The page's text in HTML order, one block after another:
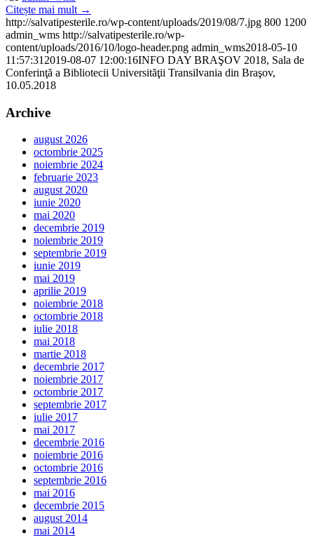
Citește mai mult →
http://salvatipesterile.ro/wp-content/uploads/2019/08/7.jpg 800 1200
admin_wms http://salvatipesterile.ro/wp-
content/uploads/2016/10/logo-header.png admin_wms2018-05-10
11:57:31 2019-08-07 12:00:16INFO DAY BRAŞOV 2018, Sala de
Conferinţă a Bibliotecii Universităţii Transilvania din Braşov,
10.05.2018
Archive
august 2026
octombrie 2025
noiembrie 2024
februarie 2023
august 2020
iunie 2020
mai 2020
decembrie 2019
noiembrie 2019
septembrie 2019
iunie 2019
mai 2019
aprilie 2019
noiembrie 2018
octombrie 2018
iulie 2018
mai 2018
martie 2018
decembrie 2017
noiembrie 2017
octombrie 2017
septembrie 2017
iulie 2017
mai 2017
decembrie 2016
noiembrie 2016
octombrie 2016
septembrie 2016
mai 2016
decembrie 2015
august 2014
mai 2014